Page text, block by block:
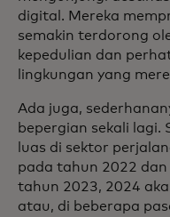
digital. Mereka
semakin terdorong
kepedulian dan
lingkungan yang
Ada juga,
bepergian sekali lagi.
luas di sektor
pada tahun 2022
tahun 2023, 2024
atau, di beberapa